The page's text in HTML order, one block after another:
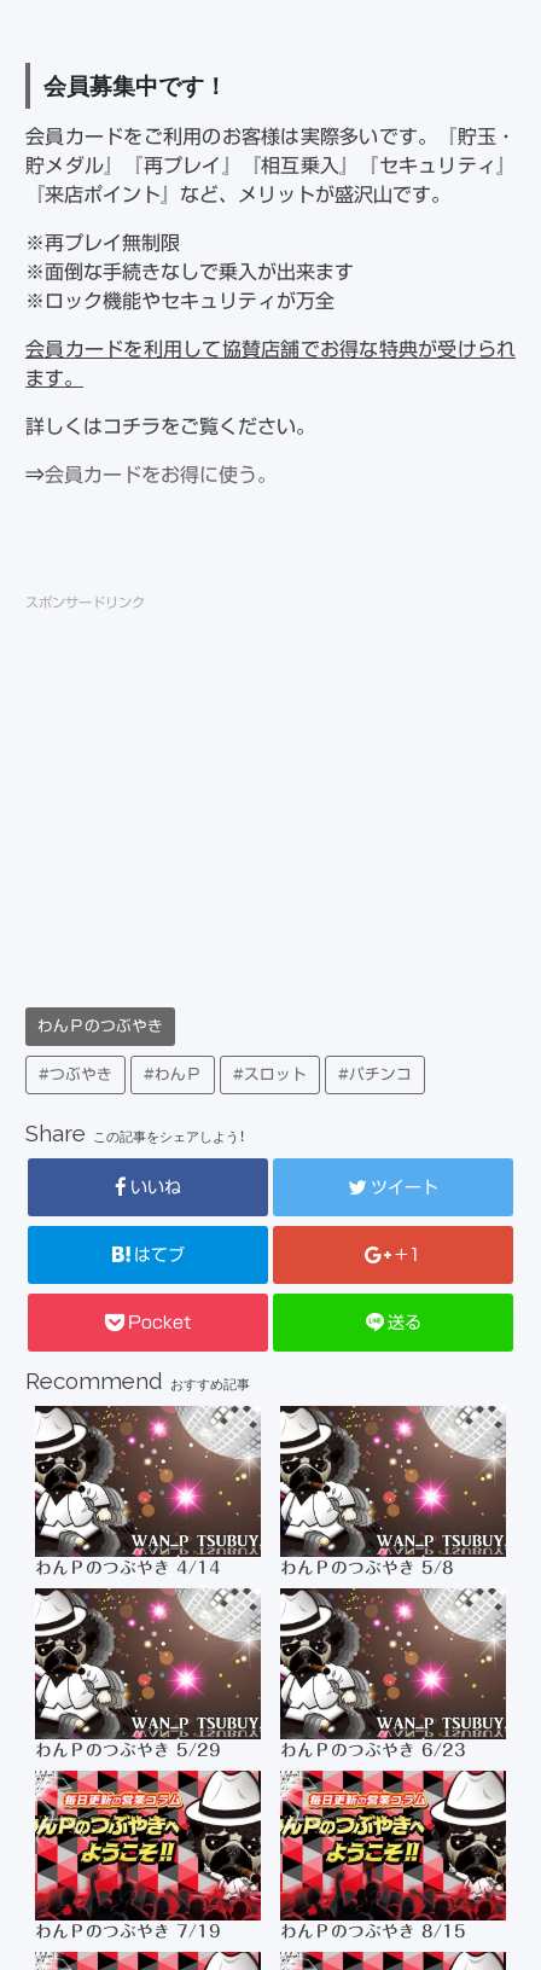
会員募集中です！
会員カードをご利用のお客様は実際多いです。『貯玉・
貯メダル』『再プレイ』『相互乗入』『セキュリティ』
『来店ポイント』など、メリットが盛沢山です。
※再プレイ無制限
※面倒な手続きなしで乗入が出来ます
※ロック機能やセキュリティが万全
会員カードを利用して協賛店舗でお得な特典が受けられ
ます。
詳しくはコチラをご覧ください。
⇒会員カードをお得に使う。
スポンサードリンク
わんＰのつぶやき
#つぶやき #わんＰ #スロット #パチンコ
Share この記事をシェアしよう！
いいね ツイート
はてブ +1
Pocket 送る
Recommend おすすめ記事
わんＰのつぶやき 4/14 わんＰのつぶやき 5/8
わんＰのつぶやき 5/29 わんＰのつぶやき 6/23
わんＰのつぶやき 7/19 わんＰのつぶやき 8/15